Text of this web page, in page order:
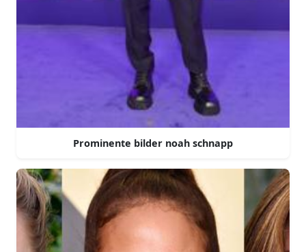
Prominente bilder noah schnapp